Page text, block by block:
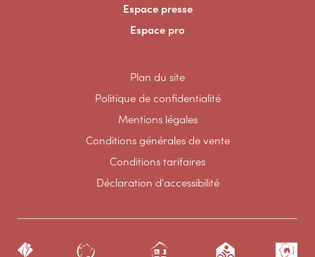
Espace presse
Espace pro
Plan du site
Politique de confidentialité
Mentions légales
Conditions générales de vente
Conditions tarifaires
Déclaration d'accessibilité